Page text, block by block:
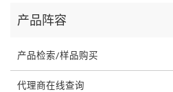
产品阵容
产品检索/样品购买
代理商在线查询